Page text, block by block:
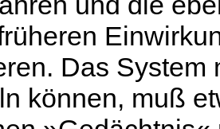
Das
können, muß